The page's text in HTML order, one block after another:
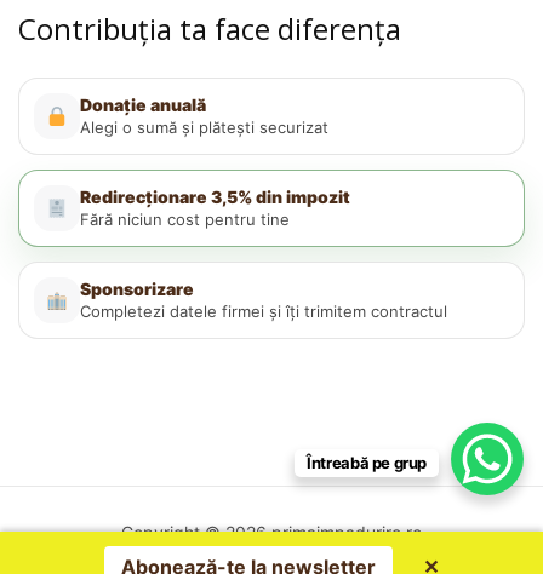
Contribuția ta face diferența
Donație anuală
Alegi o sumă și plătești securizat
Redirecționare 3,5% din impozit
Fără niciun cost pentru tine
Sponsorizare
Completezi datele firmei și îți trimitem contractul
Copyright © 2026 primaimpadurire.ro
Politica de confidențialitate
Abonează-te la newsletter ✕
Întreabă pe grup